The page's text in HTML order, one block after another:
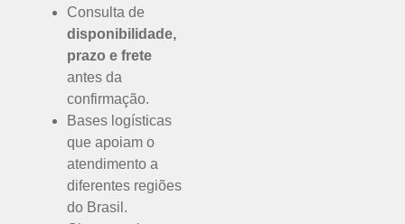
Consulta de
disponibilidade,
prazo e frete
antes da
confirmação.
Bases logísticas
que apoiam o
atendimento a
diferentes regiões
do Brasil.